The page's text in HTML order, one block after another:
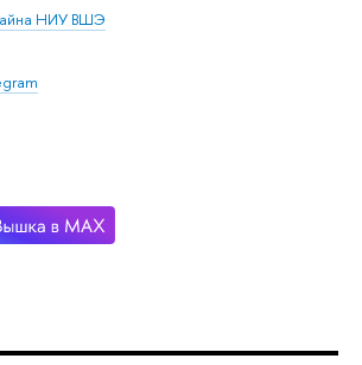
НИУ ВШЭ